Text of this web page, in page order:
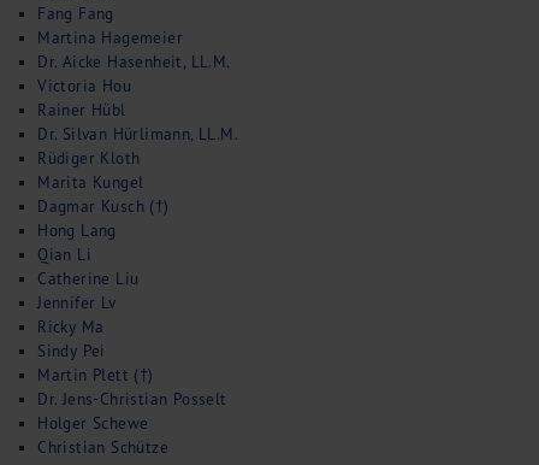
Fang Fang
Martina Hagemeier
Dr. Aicke Hasenheit, LL.M.
Victoria Hou
Rainer Hübl
Dr. Silvan Hürlimann, LL.M.
Rüdiger Kloth
Marita Kungel
Dagmar Kusch (†)
Hong Lang
Qian Li
Catherine Liu
Jennifer Lv
Ricky Ma
Sindy Pei
Martin Plett (†)
Dr. Jens-Christian Posselt
Holger Schewe
Christian Schütze